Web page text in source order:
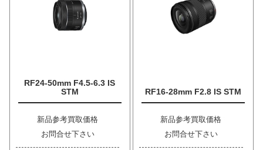
RF24-50mm F4.5-6.3 IS
STM
新品参考買取価格
お問合せ下さい
RF16-28mm F2.8 IS STM
新品参考買取価格
お問合せ下さい